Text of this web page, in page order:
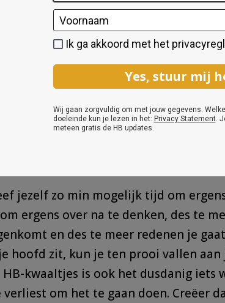
aan een bepaalde deadline
je het meest last hebt van
activiteiten. Wat zijn de
geen last hebt van uitstellen. Wat
vervolgens na over wat je kunt doen
die je nu steeds uitstelt.
jezelf zo min mogelijk tijd om
ergens over na te denken, des te
en des te meer redenen je
hoofd zit, kun je ten prooi vallen aan
HB-kwaaltjes is ook het dusdanig
om het te gaan doen. Creëer